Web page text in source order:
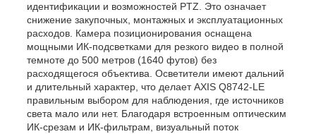
идентификации и возможностей PTZ. Это означает
снижение закупочных, монтажных и эксплуатационных
расходов. Камера позиционирования оснащена
мощными ИК-подсветками для резкого видео в полной
темноте до 500 метров (1640 футов) без
расходящегося объектива. Осветители имеют дальний
и длительный характер, что делает AXIS Q8742-LE
правильным выбором для наблюдения, где источников
света мало или нет. Благодаря встроенным оптическим
ИК-срезам и ИК-фильтрам, визуальный поток